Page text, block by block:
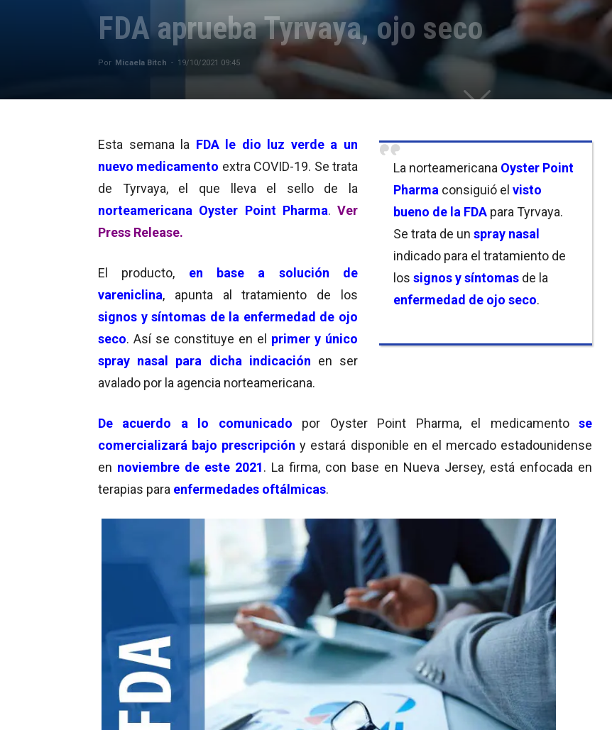
FDA aprueba Tyrvaya, ojo seco
Por Micaela Bitch - 19/10/2021 09:45
La norteamericana Oyster Point
Pharma consiguió el visto
bueno de la FDA para Tyrvaya.
Se trata de un spray nasal
indicado para el tratamiento de
los signos y síntomas de la
enfermedad de ojo seco.
Esta semana la FDA le dio luz verde a un
nuevo medicamento extra COVID-19. Se trata
de Tyrvaya, el que lleva el sello de la
norteamericana Oyster Point Pharma. Ver
Press Release.
El producto, en base a solución de
vareniclina, apunta al tratamiento de los
signos y síntomas de la enfermedad de ojo
seco. Así se constituye en el primer y único
spray nasal para dicha indicación en ser
avalado por la agencia norteamericana.
De acuerdo a lo comunicado por Oyster Point Pharma, el medicamentose
comercializará bajo prescripción y estará disponible en el mercado estadounidense
en noviembre de este 2021. La firma, con base en Nueva Jersey, está enfocada en
terapias para enfermedades oftálmicas.